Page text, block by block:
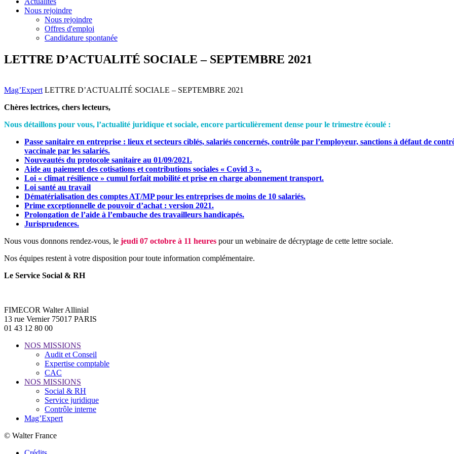
Nous rejoindre
Nous rejoindre
Offres d'emploi
Candidature spontanée
LETTRE D’ACTUALITÉ SOCIALE – SEPTEMBRE 2021
Mag’Expert LETTRE D’ACTUALITÉ SOCIALE – SEPTEMBRE 2021
Chères lectrices, chers lecteurs,
Nous détaillons pour vous, l’actualité juridique et sociale, encore particulièrement dense pour le trimestre écoulé :
Passe sanitaire en entreprise : lieux et secteurs ciblés, salariés concernés, contrôle par l’employeur, sanctions à défaut de
vaccinale par les salariés.
Nouveautés du protocole sanitaire au 01/09/2021.
Aide au paiement des cotisations et contributions sociales « Covid 3 ».
Loi « climat résilience » cumul forfait mobilité et prise en charge abonnement transport.
Loi santé au travail
Dématérialisation des comptes AT/MP pour les entreprises de moins de 10 salariés.
Prime exceptionnelle de pouvoir d’achat : version 2021.
Prolongation de l’aide à l’embauche des travailleurs handicapés.
Jurisprudences.
Nous vous donnons rendez-vous, le jeudi 07 octobre à 11 heures pour un webinaire de décryptage de cette lettre sociale.
Nos équipes restent à votre disposition pour toute information complémentaire.
Le Service Social & RH
FIMECOR Walter Allinial
13 rue Vernier 75017 PARIS
01 43 12 80 00
NOS MISSIONS
Audit et Conseil
Expertise comptable
CAC
NOS MISSIONS
Social & RH
Service juridique
Contrôle interne
Mag’Expert
© Walter France